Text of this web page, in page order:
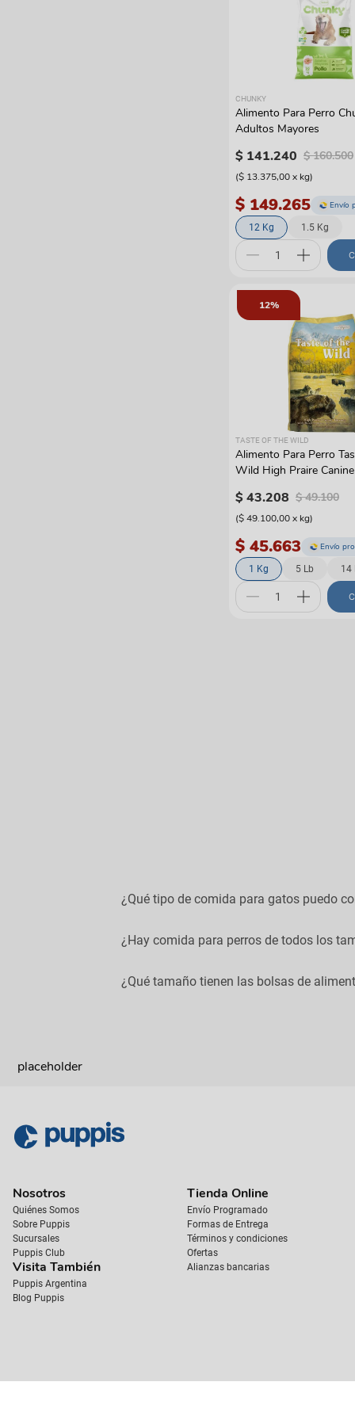
CHUNKY
Alimento Para Perro
Adultos Mayores
$ 141.240 $ 160.500
($ 13.375,00x kg)
$ 149.265 Envío
12 Kg 1.5 Kg
12%
TASTE OF THE WILD
Alimento Para Perro
Wild High Praire
$43.208 $ 49.100
($ 49.100,00x kg)
$ 45.663 Envío
1 Kg 5 Lb 14
¿Qué tipo de comida para gatos puedo
Podés comprar online 5 tipos: alimento
¿Hay comida para perros de todos los
Podés comprar online 5 tipos: alimento
¿Qué tamaño tienen las bolsas de
placeholder
Nosotros
Quiénes Somos
Sobre Puppis
Sucursales
Puppis Club
Visita También
Puppis Argentina
Blog Puppis
Tienda Online
Envío Programado
Formas de Entrega
Términos y condiciones
Ofertas
Alianzas bancarias